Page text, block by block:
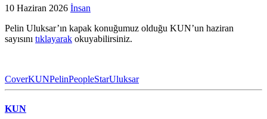
10 Haziran 2026 İnsan
Pelin Uluksar’ın kapak konuğumuz olduğu KUN’un haziran
sayısını tıklayarak okuyabilirsiniz.
CoverKUNPelinPeopleStarUluksar
KUN